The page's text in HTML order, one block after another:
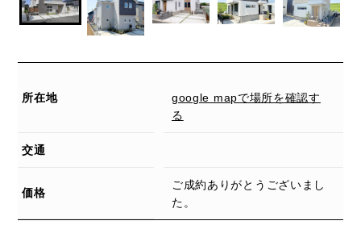
所在地
google mapで場所を確認す
る
交通
価格
ご成約ありがとうございまし
た。